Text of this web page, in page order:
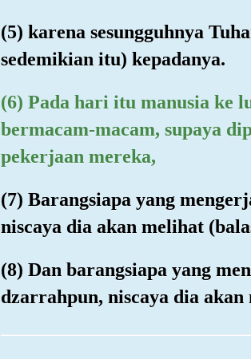
(5) karena sesungguhnya
sedemikian itu) kepadanya.
(6) Pada hari itu manusia ke
bermacam-macam, supaya
pekerjaan mereka,
(7) Barangsiapa yang
niscaya dia akan melihat
(8) Dan barangsiapa yang
dzarrahpun, niscaya dia